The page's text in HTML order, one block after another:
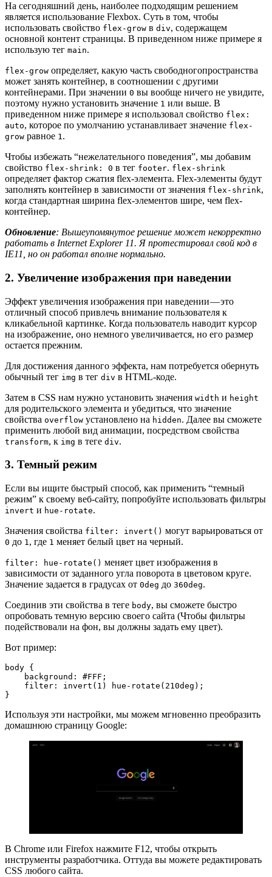
На сегодняшний день, наиболее подходящим решением
является использование Flexbox. Суть в том, чтобы
использовать свойство flex-grow в div, содержащем
основной контент страницы. В приведенном ниже примере я
использую тег main.
flex-grow определяет, какую часть свободногопространства
может занять контейнер, в соотношении с другими
контейнерами. При значении 0 вы вообще ничего не увидите,
поэтому нужно установить значение 1 или выше. В
приведенном ниже примере я использовал свойство flex:
auto, которое по умолчанию устанавливает значение flex-
grow равное 1.
Чтобы избежать “нежелательного поведения”, мы добавим
свойство flex-shrink: 0 в тег footer. flex-shrink
определяет фактор сжатия flex-элемента. Flex-элементы будут
заполнять контейнер в зависимости от значения flex-shrink,
когда стандартная ширина flex-элементов шире, чем flex-
контейнер.
Обновление: Вышеупомянутое решение может некорректно
работать в Internet Explorer 11. Я протестировал свой код в
IE11, но он работал вполне нормально.
2. Увеличение изображения при наведении
Эффект увеличения изображения при наведении — это
отличный способ привлечь внимание пользователя к
кликабельной картинке. Когда пользователь наводит курсор
на изображение, оно немного увеличивается, но его размер
остается прежним.
Для достижения данного эффекта, нам потребуется обернуть
обычный тег img в тег div в HTML-коде.
Затем в CSS нам нужно установить значения width и height
для родительского элемента и убедиться, что значение
свойства overflow установлено на hidden. Далее вы сможете
применить любой вид анимации, посредством свойства
transform, к img в теге div.
3. Темный режим
Если вы ищите быстрый способ, как применить “темный
режим” к своему веб-сайту, попробуйте использовать фильтры
invert и hue-rotate.
Значения свойства filter: invert() могут варьироваться от
0 до 1, где 1 меняет белый цвет на черный.
filter: hue-rotate() меняет цвет изображения в
зависимости от заданного угла поворота в цветовом круге.
Значение задается в градусах от 0deg до 360deg.
Соединив эти свойства в теге body, вы сможете быстро
опробовать темную версию своего сайта (Чтобы фильтры
подействовали на фон, вы должны задать ему цвет).
Вот пример:
body {
    background: #FFF;
    filter: invert(1) hue-rotate(210deg);
}
Используя эти настройки, мы можем мгновенно преобразить
домашнюю страницу Google:
В Chrome или Firefox нажмите F12, чтобы открыть
инструменты разработчика. Оттуда вы можете редактировать
CSS любого сайта.